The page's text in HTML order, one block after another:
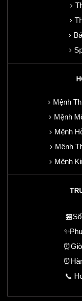
Mệnh
Mệnh
Mệnh
Mệnh
Mệnh
📞